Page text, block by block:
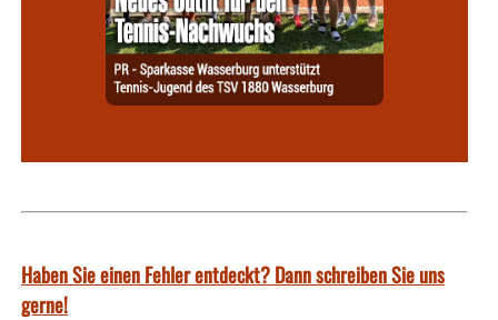
Haben Sie einen Fehler entdeckt? Dann schreiben Sie uns
gerne!